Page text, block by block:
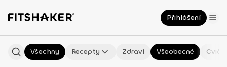
Přihlášení
Všechny Recepty Zdraví Všeobecné